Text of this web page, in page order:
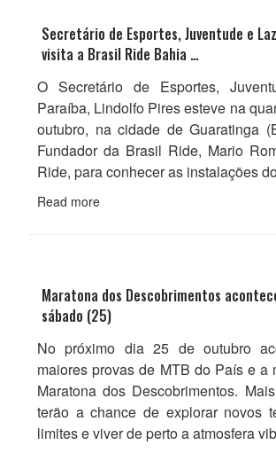
Secretário de Esportes, Juventude e
visita a Brasil Ride Bahia …
O Secretário de Esportes,
Paraíba, Lindolfo Pires esteve na
outubro, na cidade de Guaratinga
Fundador da Brasil Ride, Mario
Ride, para conhecer as instalações
Read more
Maratona dos Descobrimentos
sábado (25)
No próximo dia 25 de outubro
maiores provas de MTB do País e a
Maratona dos Descobrimentos.
terão a chance de explorar novos
limites e viver de perto a atmosfera